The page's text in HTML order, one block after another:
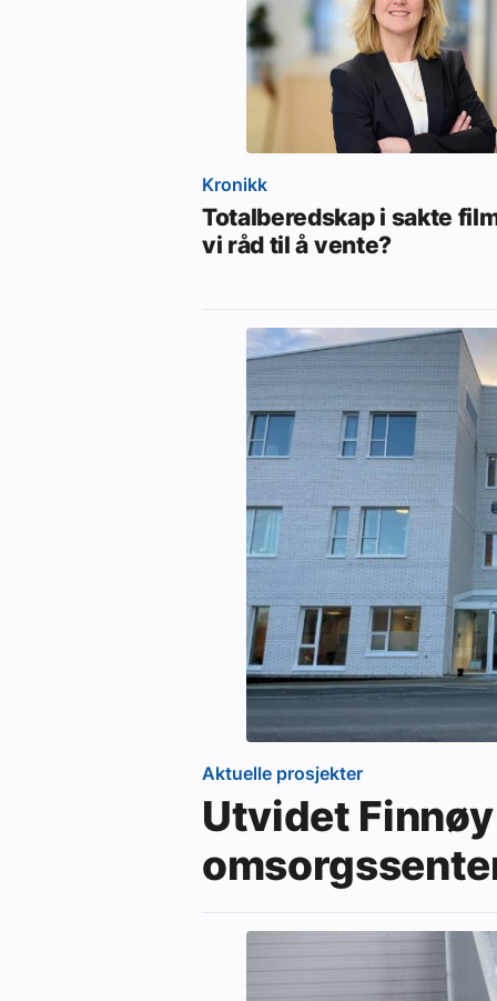
Kronikk
Totalberedskap i sakte
vi råd til å vente?
Aktuelle prosjekter
Utvidet